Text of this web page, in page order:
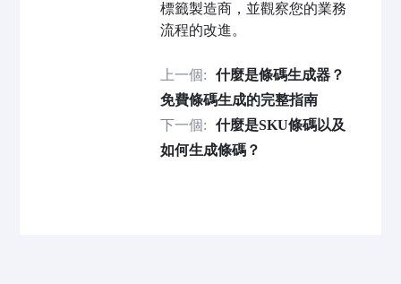
標籤製造商，並觀察您的業務
流程的改進。
上一個:
什麼是條碼生成器？
免費條碼生成的完整指南
下一個:
什麼是SKU條碼以及
如何生成條碼？